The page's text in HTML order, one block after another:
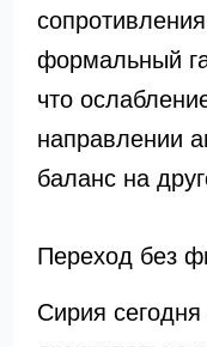
формальный
что
направлении
баланс на
Переход без
Сирия